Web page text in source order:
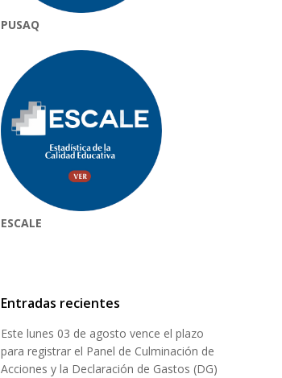
PUSAQ
ESCALE
Entradas recientes
Este lunes 03 de agosto vence el plazo
para registrar el Panel de Culminación de
Acciones y la Declaración de Gastos (DG)